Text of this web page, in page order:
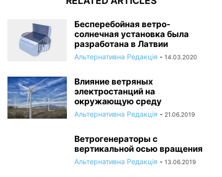
Бесперебойная ветро-
солнечная установка была
разработана в Латвии
Альтернативна Редакція - 14.03.2020
Влияние ветряных
электростанций на
окружающую среду
Альтернативна Редакція - 21.06.2019
Ветрогенераторы с
вертикальной осью вращения
Альтернативна Редакція - 13.06.2019